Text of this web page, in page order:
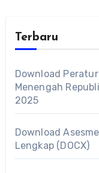
Terbaru
Download
Menengah
2025
Download
Lengkap (DOCX)